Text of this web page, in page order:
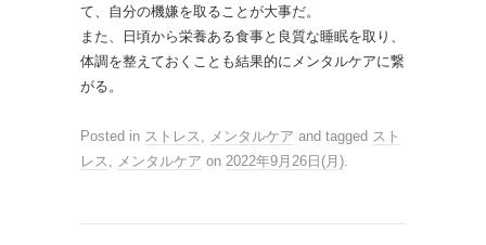
て、自分の機嫌を取ることが大事だ。
また、日頃から栄養ある食事と良質な睡眠を取り、
体調を整えておくことも結果的にメンタルケアに繋
がる。
Posted in ストレス , メンタルケア and tagged スト
レス , メンタルケア on 2022年9月26日(月).